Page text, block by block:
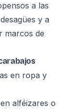
a las
y a
marcos de
en ropa y
alféizares o